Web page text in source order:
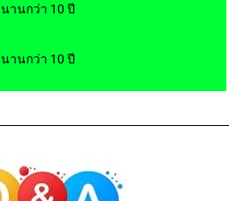
นานกว่า 10 ปี
นานกว่า 10 ปี